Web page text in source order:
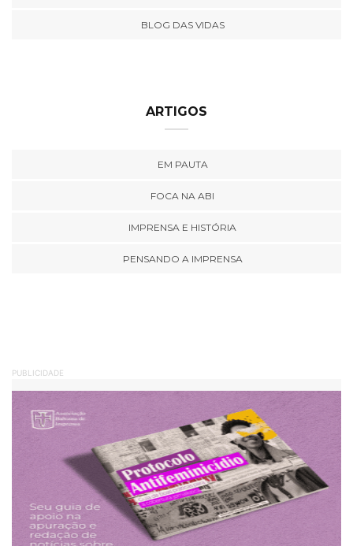
BLOG DAS VIDAS
ARTIGOS
EM PAUTA
FOCA NA ABI
IMPRENSA E HISTÓRIA
PENSANDO A IMPRENSA
PUBLICIDADE